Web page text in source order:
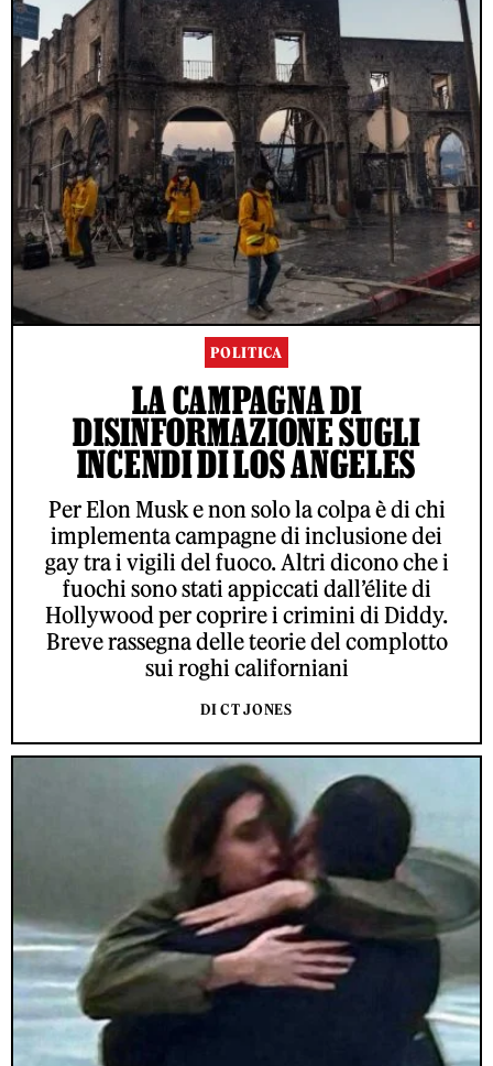
POLITICA
LA CAMPAGNA DI
DISINFORMAZIONE SUGLI
INCENDI DI LOS ANGELES
Per Elon Musk e non solo la colpa è di chi
implementa campagne di inclusione dei
gay tra i vigili del fuoco. Altri dicono che i
fuochi sono stati appiccati dall’élite di
Hollywood per coprire i crimini di Diddy.
Breve rassegna delle teorie del complotto
sui roghi californiani
DI CT JONES